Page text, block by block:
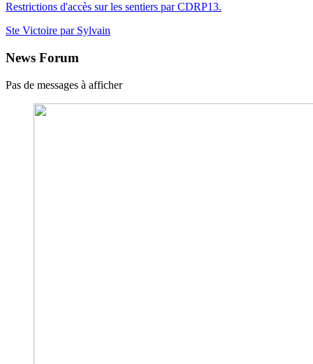
Restrictions d'accès sur les sentiers par CDRP13.
Ste Victoire par Sylvain
News Forum
Pas de messages à afficher